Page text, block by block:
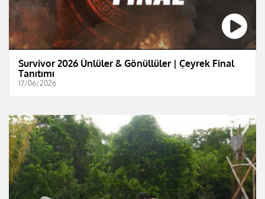
Survivor 2026 Ünlüler & Gönüllüler | Çeyrek Final
Tanıtımı
17/06/2026